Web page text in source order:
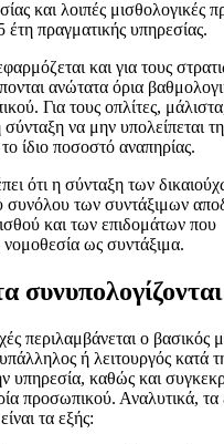
και λοιπές μισθολογικές
έτη πραγματικής υπηρεσίας.
και για τους
ανώτατα όρια
Για τους οπλίτες,
να μην υπολείπεται
ίδιο ποσοστό αναπηρίας.
ότι η σύνταξη των
συνόλου των συντάξιμων
και των επιδομάτων που
νομοθεσία ως συντάξιμα.
συνυπολογίζονται
περιλαμβάνεται ο βασικός
ή λειτουργός κατά
υπηρεσία, καθώς και
προσωπικού. Αναλυτικά, τα
τα εξής: